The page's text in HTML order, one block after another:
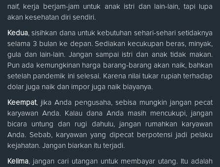
naif, kerja berjam-jam untuk anak istri dan lain-lain, tapi lupa
akan kesehatan diri sendiri.
Kedua, sisihkan dana untuk kebutuhan sehari-sehari setidaknya
selama 3 bulan ke depan. Sediakan kecukupan beras, minyak,
gula dan lain-lain. Jangan sampai istri dan anak tidak makan.
Pun ada kemungkinan harga barang-barang akan naik, bahkan
setelah pandemik ini selesai. Karena nilai tukar rupiah terhadap
dolar juga naik dan impor juga naik biayanya.
Keempat, jika Anda pengusaha, sebisa mungkin jangan pecat
karyawan Anda. Kalau dana Anda masih mencukupi, jangan
bicara untung dan rugi dahulu, jangan rumahkan karyawan
Anda. Sebab, karyawan yang dipecat berpotensi jadi pelaku
kejahatan. Jangan biarkan itu terjadi.
Kelima, jangan cari utangan untuk membayar utang. Itu adalah